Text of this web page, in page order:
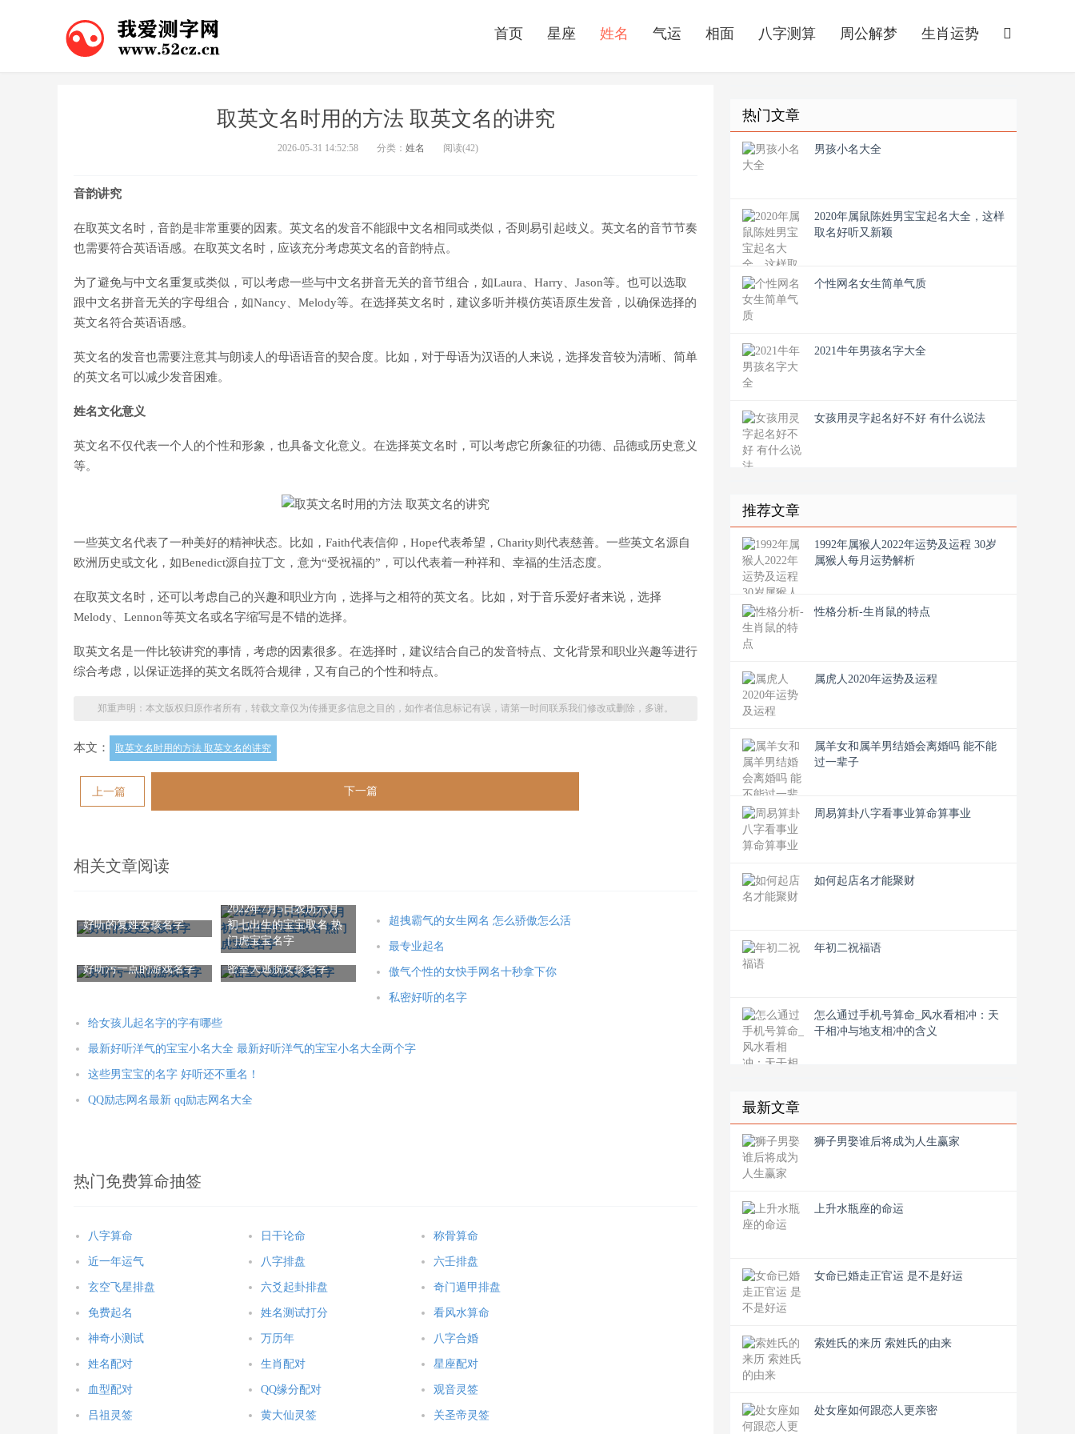
首页 星座 姓名 气运 相面 八字测算 周公解梦 生肖运势
取英文名时用的方法 取英文名的讲究
2026-05-31 14:52:58 分类： 姓名 阅读(42)
音韵讲究
在取英文名时，音韵是非常重要的因素。英文名的发音不能跟中文名相同或类似，否则易引起歧义。英文名的音节节奏
也需要符合英语语感。在取英文名时，应该充分考虑英文名的音韵特点。
为了避免与中文名重复或类似，可以考虑一些与中文名拼音无关的音节组合，如Laura、Harry、Jason等。也可以选取
跟中文名拼音无关的字母组合，如Nancy、Melody等。在选择英文名时，建议多听并模仿英语原生发音，以确保选择的
英文名符合英语语感。
英文名的发音也需要注意其与朗读人的母语语音的契合度。比如，对于母语为汉语的人来说，选择发音较为清晰、简单
的英文名可以减少发音困难。
姓名文化意义
英文名不仅代表一个人的个性和形象，也具备文化意义。在选择英文名时，可以考虑它所象征的功德、品德或历史意义
等。
一些英文名代表了一种美好的精神状态。比如，Faith代表信仰，Hope代表希望，Charity则代表慈善。一些英文名源自
欧洲历史或文化，如Benedict源自拉丁文，意为“受祝福的”，可以代表着一种祥和、幸福的生活态度。
在取英文名时，还可以考虑自己的兴趣和职业方向，选择与之相符的英文名。比如，对于音乐爱好者来说，选择
Melody、Lennon等英文名或名字缩写是不错的选择。
取英文名是一件比较讲究的事情，考虑的因素很多。在选择时，建议结合自己的发音特点、文化背景和职业兴趣等进行
综合考虑，以保证选择的英文名既符合规律，又有自己的个性和特点。
郑重声明：本文版权归原作者所有，转载文章仅为传播更多信息之目的，如作者信息标记有误，请第一时间联系我们修改或删除，多谢。
本文： 取英文名时用的方法 取英文名的讲究
上一篇 下一篇
相关文章阅读
好听的复姓女孩名字
2022年7月5日农历六月
初七出生的宝宝取名 热
门虎宝宝名字
好听污一点的游戏名字 密室大逃脱女孩名字
超拽霸气的女生网名 怎么骄傲怎么活
最专业起名
傲气个性的女快手网名十秒拿下你
私密好听的名字
给女孩儿起名字的字有哪些
最新好听洋气的宝宝小名大全 最新好听洋气的宝宝小名大全两个字
这些男宝宝的名字 好听还不重名！
QQ励志网名最新 qq励志网名大全
热门免费算命抽签
八字算命 日干论命 称骨算命
近一年运气 八字排盘 六壬排盘
玄空飞星排盘 六爻起卦排盘 奇门遁甲排盘
免费起名 姓名测试打分 看风水算命
神奇小测试 万历年 八字合婚
姓名配对 生肖配对 星座配对
血型配对 QQ缘分配对 观音灵签
吕祖灵签 黄大仙灵签 关圣帝灵签
热门文章
男孩小名大全
2020年属鼠陈姓男宝宝起名大全，这样
取名好听又新颖
个性网名女生简单气质
2021牛年男孩名字大全
女孩用灵字起名好不好 有什么说法
推荐文章
1992年属猴人2022年运势及运程 30岁
属猴人每月运势解析
性格分析-生肖鼠的特点
属虎人2020年运势及运程
属羊女和属羊男结婚会离婚吗 能不能
过一辈子
周易算卦八字看事业算命算事业
如何起店名才能聚财
年初二祝福语
怎么通过手机号算命_风水看相冲：天
干相冲与地支相冲的含义
最新文章
狮子男娶谁后将成为人生赢家
上升水瓶座的命运
女命已婚走正官运 是不是好运
索姓氏的来历 索姓氏的由来
处女座如何跟恋人更亲密